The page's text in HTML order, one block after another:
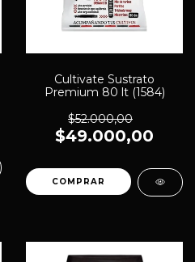
Cultivate Sustrato
Premium 80 lt (1584)
$52.000,00
$49.000,00